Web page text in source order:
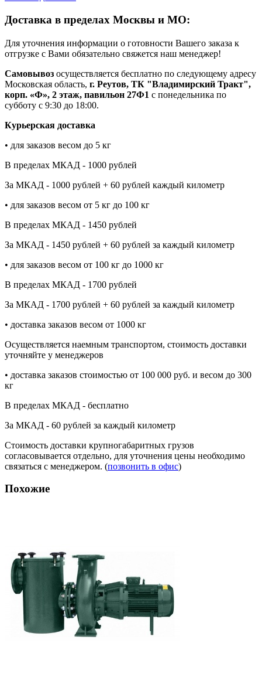
Доставка в пределах Москвы и МО:
Для уточнения информации о готовности Вашего заказа к
отгрузке с Вами обязательно свяжется наш менеджер!
Самовывоз осуществляется бесплатно по следующему адресу
Московская область, г. Реутов, ТК "Владимирский Тракт",
корп. «Ф», 2 этаж, павильон 27Ф1 с понедельника по
субботу с 9:30 до 18:00.
Курьерская доставка
• для заказов весом до 5 кг
В пределах МКАД - 1000 рублей
За МКАД - 1000 рублей + 60 рублей каждый километр
• для заказов весом от 5 кг до 100 кг
В пределах МКАД - 1450 рублей
За МКАД - 1450 рублей + 60 рублей за каждый километр
• для заказов весом от 100 кг до 1000 кг
В пределах МКАД - 1700 рублей
За МКАД - 1700 рублей + 60 рублей за каждый километр
• доставка заказов весом от 1000 кг
Осуществляется наемным транспортом, стоимость доставки
уточняйте у менеджеров
• доставка заказов стоимостью от 100 000 руб. и весом до 300
кг
В пределах МКАД - бесплатно
За МКАД - 60 рублей за каждый километр
Стоимость доставки крупногабаритных грузов
согласовывается отдельно, для уточнения цены необходимо
связаться с менеджером. (позвонить в офис)
Похожие